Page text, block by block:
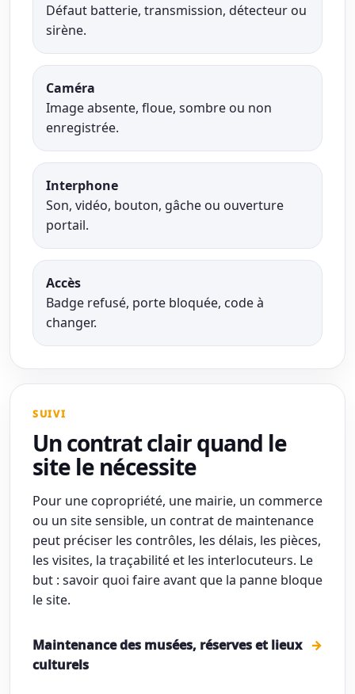
Défaut batterie, transmission, détecteur ou
sirène.
Caméra
Image absente, floue, sombre ou non
enregistrée.
Interphone
Son, vidéo, bouton, gâche ou ouverture
portail.
Accès
Badge refusé, porte bloquée, code à
changer.
SUIVI
Un contrat clair quand le
site le nécessite
Pour une copropriété, une mairie, un commerce
ou un site sensible, un contrat de maintenance
peut préciser les contrôles, les délais, les pièces,
les visites, la traçabilité et les interlocuteurs. Le
but : savoir quoi faire avant que la panne bloque
le site.
Maintenance des musées, réserves et lieux
culturels